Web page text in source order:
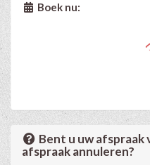
Boek nu:
Bent u uw
afspraak annuleren?